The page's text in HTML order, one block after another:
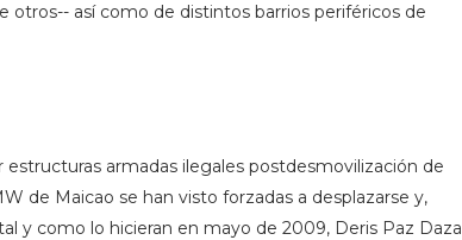
otros-- así como de distintos barrios periféricos de
armadas ilegales postdesmovilización de
de Maicao se han visto forzadas a desplazarse y,
y como lo hicieran en mayo de 2009, Deris Paz Daza